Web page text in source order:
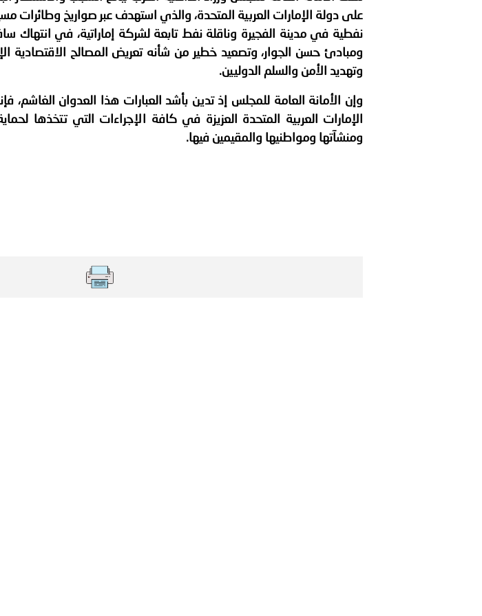
بيان صادر عن الأمانة العامة لمجلس وزراء الداخلية العرب بشأن
بالمملكة العربية السعودية
على دولة الإمارات العربية المتحدة، والذي استهدف عبر صواريخ وطائرات
نفطية في مدينة الفجيرة وناقلة نفط تابعة لشركة إماراتية، في انتهاك
ومبادئ حسن الجوار، وتصعيد خطير من شأنه تعريض المصالح الاقتصادية
وتهديد الأمن والسلم الدوليين.
وإن الأمانة العامة للمجلس إذ تدين بأشد العبارات هذا العدوان الغاشم،
الإمارات العربية المتحدة العزيزة في كافة الإجراءات التي تتخذها
ومنشآتها ومواطنيها والمقيمين فيها.